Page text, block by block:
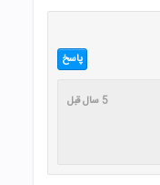
پاسخ
5 سال قبل